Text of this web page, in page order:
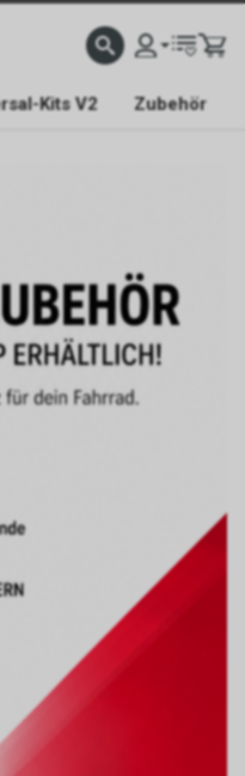
GRATIS VERSAND AB
Kits V2 Zubehör